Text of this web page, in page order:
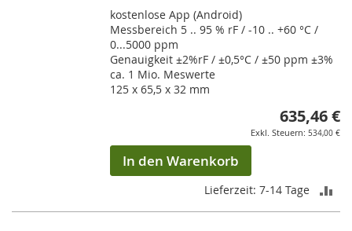
kostenlose App (Android)
Messbereich 5 .. 95 % rF / -10 .. +60 °C /
0...5000 ppm
Genauigkeit ±2%rF / ±0,5°C / ±50 ppm ±3%
ca. 1 Mio. Meswerte
125 x 65,5 x 32 mm
635,46 €
534,00 €
In den Warenkorb
Lieferzeit: 7-14 Tage